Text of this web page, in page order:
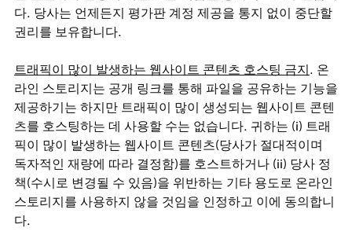
다. 당사는 언제든지 평가판 계정 제공을 통지 없이 중단할
권리를 보유합니다.
트래픽이 많이 발생하는 웹사이트 콘텐츠 호스팅 금지
. 온
라인 스토리지는 공개 링크를 통해 파일을 공유하는 기능을
제공하기는 하지만 트래픽이 많이 생성되는 웹사이트 콘텐
츠를 호스팅하는 데 사용할 수는 없습니다. 귀하는 (i) 트래
픽이 많이 발생하는 웹사이트 콘텐츠(당사가 절대적이며
독자적인 재량에 따라 결정함)를 호스트하거나 (ii) 당사 정
책(수시로 변경될 수 있음)을 위반하는 기타 용도로 온라인
스토리지를 사용하지 않을 것임을 인정하고 이에 동의합니
다.